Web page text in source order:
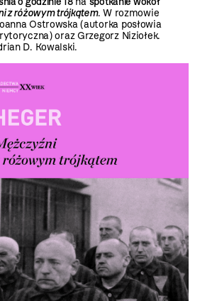
z różowym trójkątem. W rozmowie
Ostrowska (autorka posłowia
oraz Grzegorz Niziołek.
D. Kowalski.